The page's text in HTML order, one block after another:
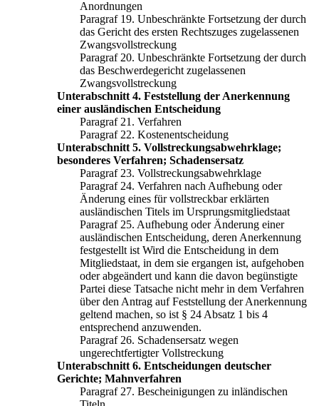
Anordnungen
Paragraf 19. Unbeschränkte Fortsetzung der durch
das Gericht des ersten Rechtszuges zugelassenen
Zwangsvollstreckung
Paragraf 20. Unbeschränkte Fortsetzung der durch
das Beschwerdegericht zugelassenen
Zwangsvollstreckung
Unterabschnitt 4. Feststellung der Anerkennung
einer ausländischen Entscheidung
Paragraf 21. Verfahren
Paragraf 22. Kostenentscheidung
Unterabschnitt 5. Vollstreckungsabwehrklage;
besonderes Verfahren; Schadensersatz
Paragraf 23. Vollstreckungsabwehrklage
Paragraf 24. Verfahren nach Aufhebung oder
Änderung eines für vollstreckbar erklärten
ausländischen Titels im Ursprungsmitgliedstaat
Paragraf 25. Aufhebung oder Änderung einer
ausländischen Entscheidung, deren Anerkennung
festgestellt ist Wird die Entscheidung in dem
Mitgliedstaat, in dem sie ergangen ist, aufgehoben
oder abgeändert und kann die davon begünstigte
Partei diese Tatsache nicht mehr in dem Verfahren
über den Antrag auf Feststellung der Anerkennung
geltend machen, so ist § 24 Absatz 1 bis 4
entsprechend anzuwenden.
Paragraf 26. Schadensersatz wegen
ungerechtfertigter Vollstreckung
Unterabschnitt 6. Entscheidungen deutscher
Gerichte; Mahnverfahren
Paragraf 27. Bescheinigungen zu inländischen